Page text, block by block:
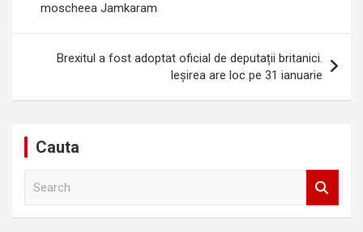
articole
moscheea Jamkaram
Brexitul a fost adoptat oficial de deputații britanici.
Ieșirea are loc pe 31 ianuarie
Cauta